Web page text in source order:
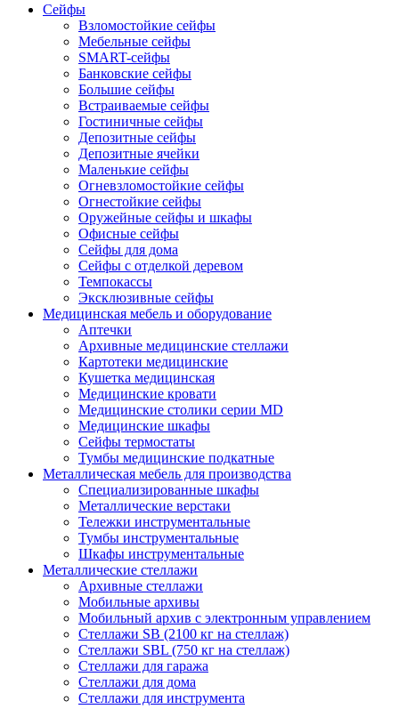
Сейфы
Взломостойкие сейфы
Мебельные сейфы
SMART-сейфы
Банковские сейфы
Большие сейфы
Встраиваемые сейфы
Гостиничные сейфы
Депозитные сейфы
Депозитные ячейки
Маленькие сейфы
Огневзломостойкие сейфы
Огнестойкие сейфы
Оружейные сейфы и шкафы
Офисные сейфы
Сейфы для дома
Сейфы с отделкой деревом
Темпокассы
Эксклюзивные сейфы
Медицинская мебель и оборудование
Аптечки
Архивные медицинские стеллажи
Картотеки медицинские
Кушетка медицинская
Медицинские кровати
Медицинские столики серии MD
Медицинские шкафы
Сейфы термостаты
Тумбы медицинские подкатные
Металлическая мебель для производства
Cпециализированные шкафы
Металлические верстаки
Тележки инструментальные
Тумбы инструментальные
Шкафы инструментальные
Металлические стеллажи
Архивные стеллажи
Мобильные архивы
Мобильный архив с электронным управлением
Стеллажи SB (2100 кг на стеллаж)
Стеллажи SBL (750 кг на стеллаж)
Стеллажи для гаража
Стеллажи для дома
Стеллажи для инструмента